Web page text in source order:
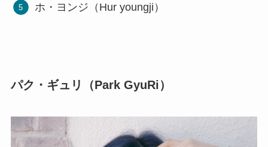
ホ・ヨンジ（Hur youngji）
パク・ギュリ（Park GyuRi）